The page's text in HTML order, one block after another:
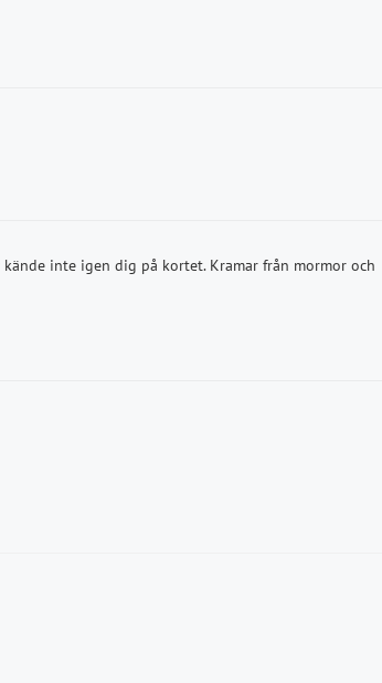
inte igen dig på kortet. Kramar från mormor och